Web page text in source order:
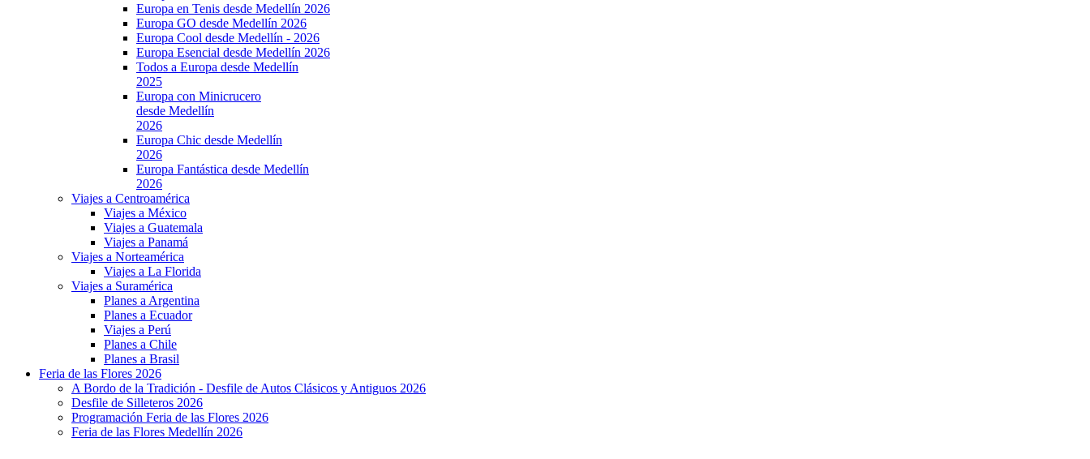
Europa en Tenis desde Medellín 2026
Europa GO desde Medellín 2026
Europa Cool desde Medellín - 2026
Europa Esencial desde Medellín 2026
Todos a Europa desde Medellín
2025
Europa con Minicrucero
desde Medellín
2026
Europa Chic desde Medellín
2026
Europa Fantástica desde Medellín
2026
Viajes a Centroamérica
Viajes a México
Viajes a Guatemala
Viajes a Panamá
Viajes a Norteamérica
Viajes a La Florida
Viajes a Suramérica
Planes a Argentina
Planes a Ecuador
Viajes a Perú
Planes a Chile
Planes a Brasil
Feria de las Flores 2026
A Bordo de la Tradición - Desfile de Autos Clásicos y Antiguos 2026
Desfile de Silleteros 2026
Programación Feria de las Flores 2026
Feria de las Flores Medellín 2026